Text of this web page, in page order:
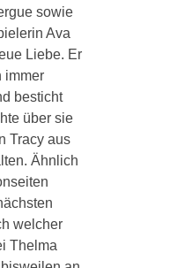
sowie
Ava
Liebe. Er
immer
besticht
über sie
Tracy aus
Ähnlich
welcher
Thelma